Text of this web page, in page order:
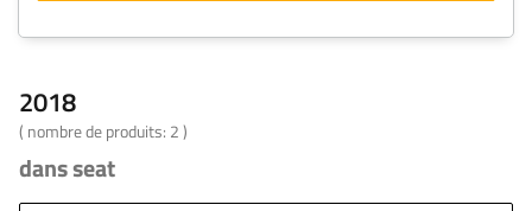
2018
( nombre de produits: 2)
dans seat